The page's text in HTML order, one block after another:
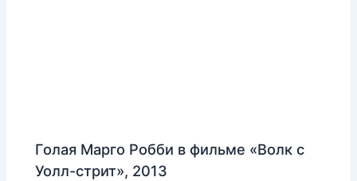
Голая Марго Робби в фильме «Волк с
Уолл-стрит», 2013